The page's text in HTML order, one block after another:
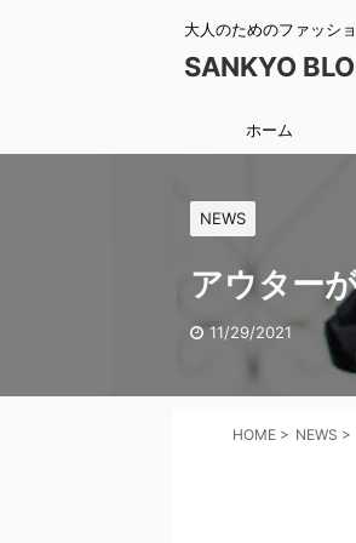
大人のためのファッシ
SANKYO
ホーム
NEWS
アウター
11/29/2021
HOME > NEWS >